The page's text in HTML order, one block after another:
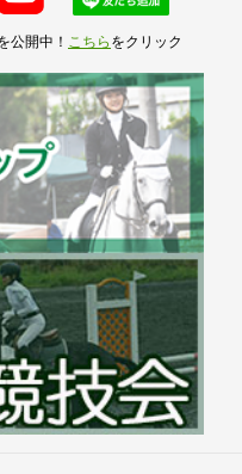
公開中！ こちら をクリック